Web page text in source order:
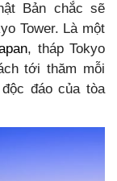
Bản chắc sẽ
Tower. Là một
, tháp Tokyo
tới thăm mỗi
đáo của tòa